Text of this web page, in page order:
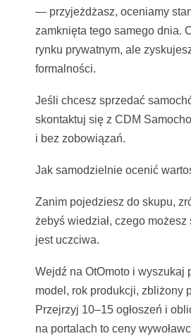
— przyjeżdżasz, oceniamy
zamknięta tego samego dnia.
rynku prywatnym, ale
formalności.
Jeśli chcesz sprzedać
skontaktuj się z CDM
i bez zobowiązań.
Jak samodzielnie ocenić
Zanim pojedziesz do skupu,
żebyś wiedział, czego
jest uczciwa.
Wejdź na OtOmoto i wyszukaj
model, rok produkcji, zbliżony
Przejrzyj 10–15 ogłoszeń i
na portalach to ceny